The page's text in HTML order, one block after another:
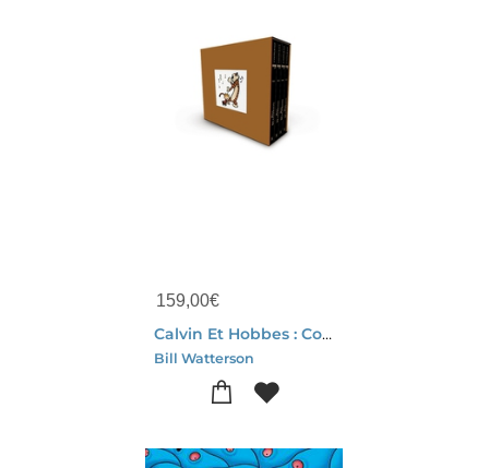
159,00€
Calvin Et Hobbes : Coffret Integrale Tomes 1 A 24
Bill Watterson